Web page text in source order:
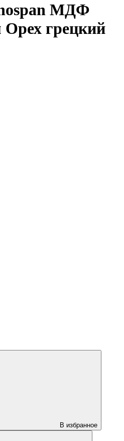
МДФ
грецкий
В избранное